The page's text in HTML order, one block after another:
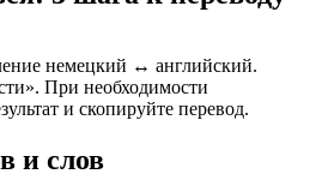
немецкий ↔ английский.
При необходимости
и скопируйте перевод.
и слов